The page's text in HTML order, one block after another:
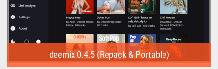
deemix 0.4.5 (Repack & Portable)